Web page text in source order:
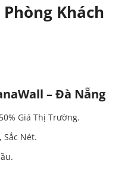
Khách
– Đà Nẵng
Giá Thị Trường.
Sắc Nét.